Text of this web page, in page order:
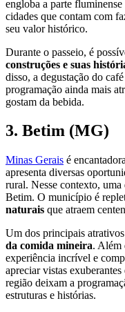
engloba a parte
cidades que contam com
seu valor histórico.
Durante o passeio, é
construções e suas
disso, a degustação do
programação ainda mais
gostam da bebida.
3. Betim (MG)
Minas Gerais é
apresenta diversas
rural. Nesse contexto, uma
Betim. O município é
naturais que atraem
Um dos principais
da comida mineira. Além
experiência incrível e
apreciar vistas
região deixam a
estruturas e histórias.